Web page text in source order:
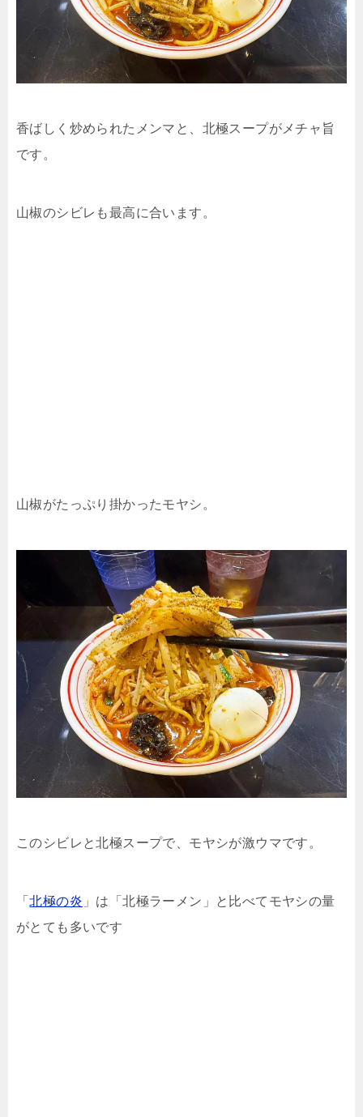
香ばしく炒められたメンマと、北極スープがメチャ旨
です。
山椒のシビレも最高に合います。
山椒がたっぷり掛かったモヤシ。
このシビレと北極スープで、モヤシが激ウマです。
「北極の炎 」は「北極ラーメン」と比べてモヤシの量
がとても多いです